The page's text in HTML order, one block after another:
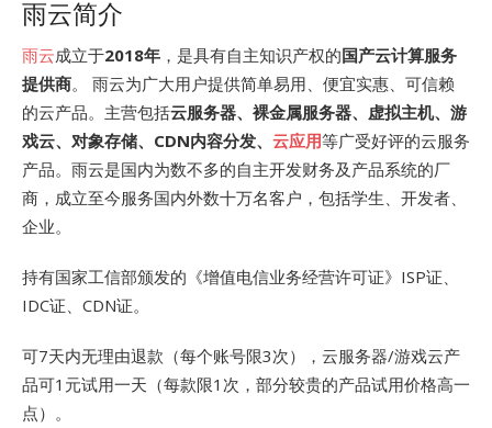
雨云简介
雨云成立于2018年 ，是具有自主知识产权的国产云计算服务
提供商。 雨云为广大用户提供简单易用、便宜实惠、可信赖
的云产品。主营包括云服务器、裸金属服务器、虚拟主机、游
戏云、对象存储、CDN内容分发、 云应用等广受好评的云服务
产品。雨云是国内为数不多的自主开发财务及产品系统的厂
商，成立至今服务国内外数十万名客户，包括学生、开发者、
企业。
持有国家工信部颁发的《增值电信业务经营许可证》ISP证、
IDC证、CDN证。
可7天内无理由退款（每个账号限3次），云服务器/游戏云产
品可1元试用一天（每款限1次，部分较贵的产品试用价格高一
点）。